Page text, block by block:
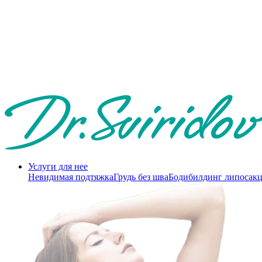
Услуги для нее
Невидимая подтяжкаГрудь без шваБодибилдинг